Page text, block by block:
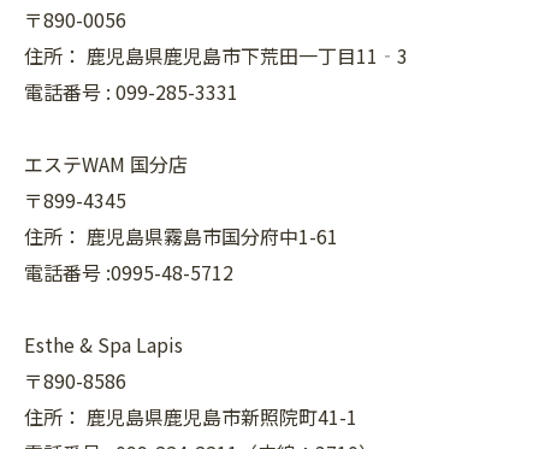
〒890-0056
住所： 鹿児島県鹿児島市下荒田一丁目11‐3
電話番号 : 099-285-3331
エステWAM 国分店
〒899-4345
住所： 鹿児島県霧島市国分府中1-61
電話番号 :0995-48-5712
Esthe & Spa Lapis
〒890-8586
住所： 鹿児島県鹿児島市新照院町41-1